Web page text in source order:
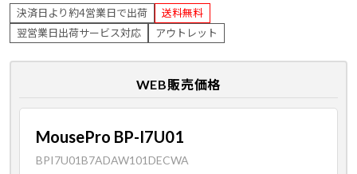
決済日より約4営業日で出荷
送料無料
翌営業日出荷サービス対応
アウトレット
WEB販売価格
MousePro BP-I7U01
BPI7U01B7ADAW101DECWA